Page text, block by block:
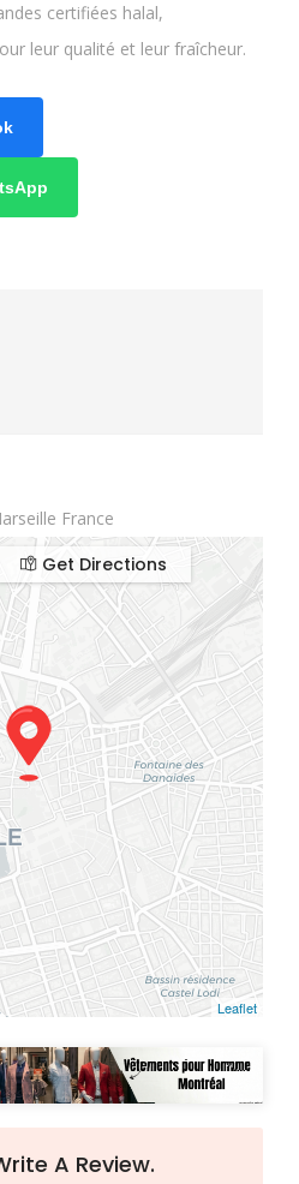
certifiées halal,
leur qualité et leur fraîcheur.
France
Leaflet
Get Directions
A Review.